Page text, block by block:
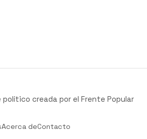
creada por el Frente Popular
Acerca deContacto